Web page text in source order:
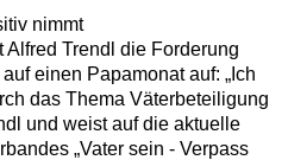
nimmt
Trendl die Forderung
einen Papamonat auf: „Ich
das Thema Väterbeteiligung
und weist auf die aktuelle
„Vater sein - Verpass